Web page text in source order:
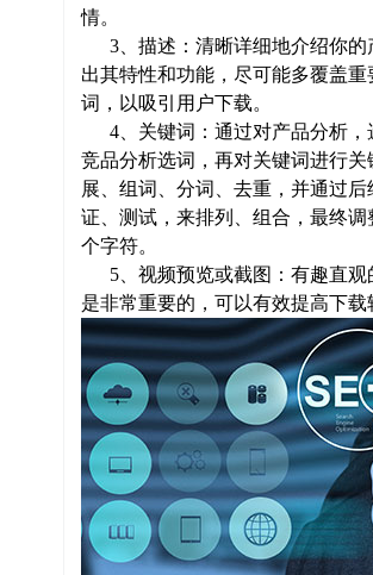
情。
3、描述：清晰详细地介绍你的
出其特性和功能，尽可能多覆盖重
词，以吸引用户下载。
4、关键词：通过对产品分析，
竞品分析选词，再对关键词进行关
展、组词、分词、去重，并通过后
证、测试，来排列、组合，最终调
个字符。
5、视频预览或截图：有趣直观
是非常重要的，可以有效提高下载